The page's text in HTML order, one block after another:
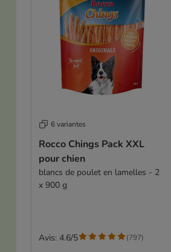
6 variantes
Rocco Chings Pack XXL
pour chien
blancs de poulet en lamelles - 2
x 900 g
Avis: 4.6/5 (797)